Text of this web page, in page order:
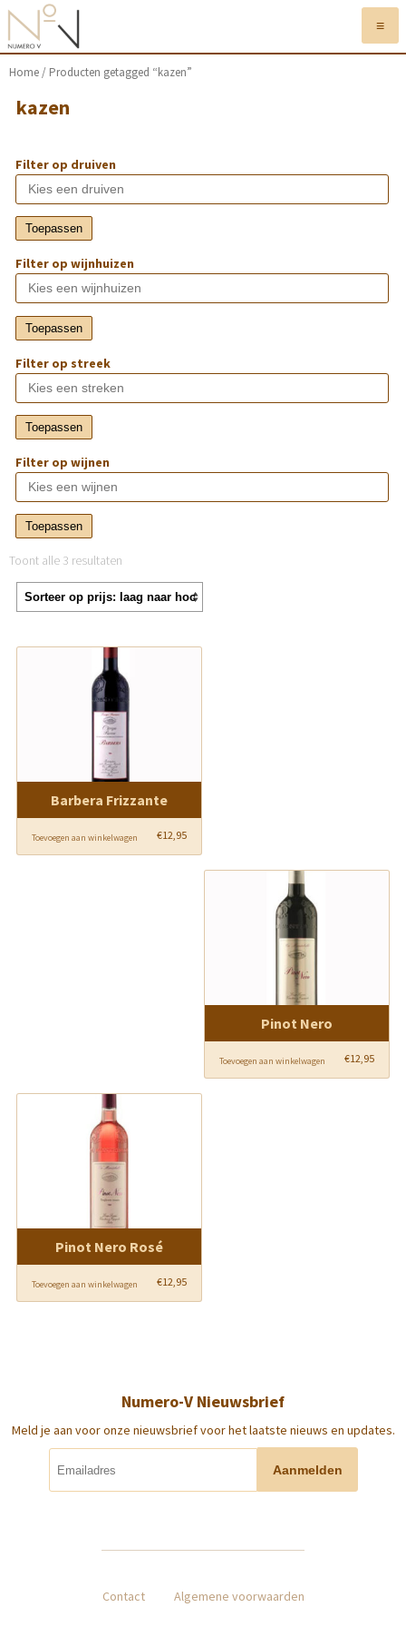
≡
Home / Producten getagged “kazen”
kazen
Filter op druiven
Toepassen
Filter op wijnhuizen
Toepassen
Filter op streek
Toepassen
Filter op wijnen
Toepassen
Toont alle 3 resultaten
Barbera Frizzante
€12,95
Toevoegen aan winkelwagen
Pinot Nero
€12,95
Toevoegen aan winkelwagen
Pinot Nero Rosé
€12,95
Toevoegen aan winkelwagen
Numero-V Nieuwsbrief
Meld je aan voor onze nieuwsbrief voor het laatste nieuws en updates.
Contact Algemene voorwaarden